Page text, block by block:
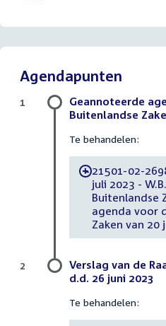
Agendapunten
Geannoteerde
Buitenlandse
Te behandelen:
-21501-02-
juli 2023 -
Buitenlandse
agenda voor
Zaken van 20
1
Verslag van de
d.d. 26 juni 2023
Te behandelen:
2